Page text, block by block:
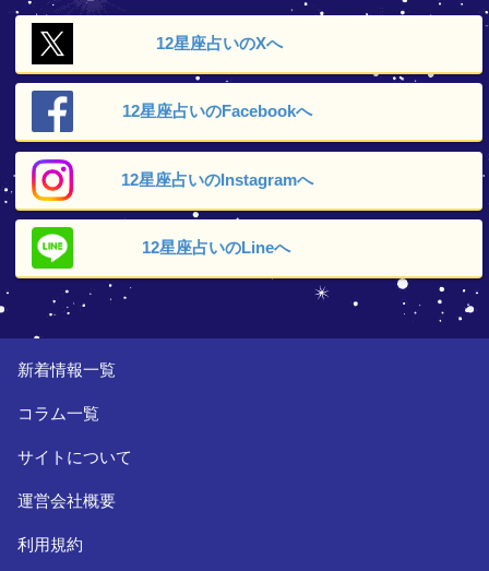
12星座占いのXへ
12星座占いのFacebookへ
12星座占いのInstagramへ
12星座占いのLineへ
新着情報一覧
コラム一覧
サイトについて
運営会社概要
利用規約